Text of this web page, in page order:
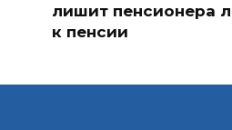
лишит пенсионера
к пенсии